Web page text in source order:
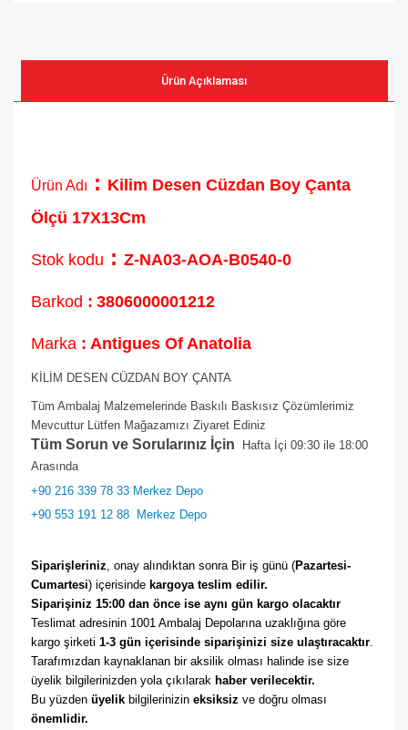
Ürün Açıklaması
Ürün Adı : Kilim Desen Cüzdan Boy Çanta
Ölçü 17X13Cm
Stok kodu : Z-NA03-AOA-B0540-0
Barkod : 3806000001212
Marka : Antigues Of Anatolia
KİLİM DESEN CÜZDAN BOY ÇANTA
Tüm Ambalaj Malzemelerinde Baskılı Baskısız Çözümlerimiz
Mevcuttur Lütfen Mağazamızı Ziyaret Ediniz
Tüm Sorun ve Sorularınız İçin Hafta İçi 09:30 ile 18:00
Arasında
+90 216 339 78 33 Merkez Depo
+90 553 191 12 88 Merkez Depo
Siparişleriniz, onay alındıktan sonra Bir iş günü (Pazartesi-
Cumartesi) içerisinde kargoya teslim edilir.
Siparişiniz 15:00 dan önce ise aynı gün kargo olacaktır
Teslimat adresinin 1001 Ambalaj Depolarına uzaklığına göre
kargo şirketi 1-3 gün içerisinde siparişinizi size ulaştıracaktır.
Tarafımızdan kaynaklanan bir aksilik olması halinde ise size
üyelik bilgilerinizden yola çıkılarak haber verilecektir.
Bu yüzden üyelik bilgilerinizin eksiksiz
önemlidir.